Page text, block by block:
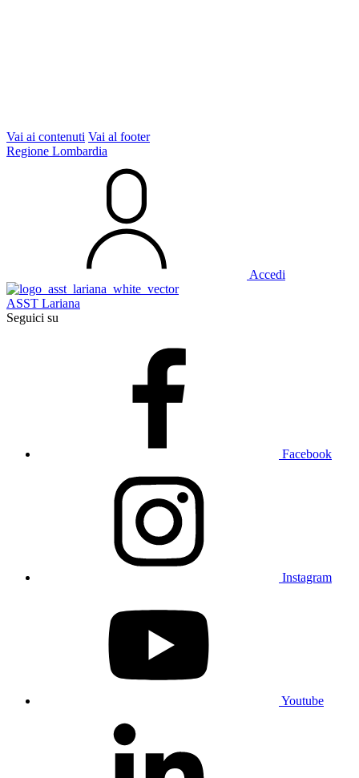
Vai ai contenuti Vai al footer
Regione Lombardia
Accedi
ASST Lariana
Seguici su
Facebook
Instagram
Youtube